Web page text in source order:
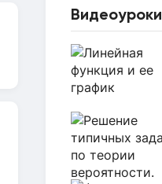
Видеоуроки